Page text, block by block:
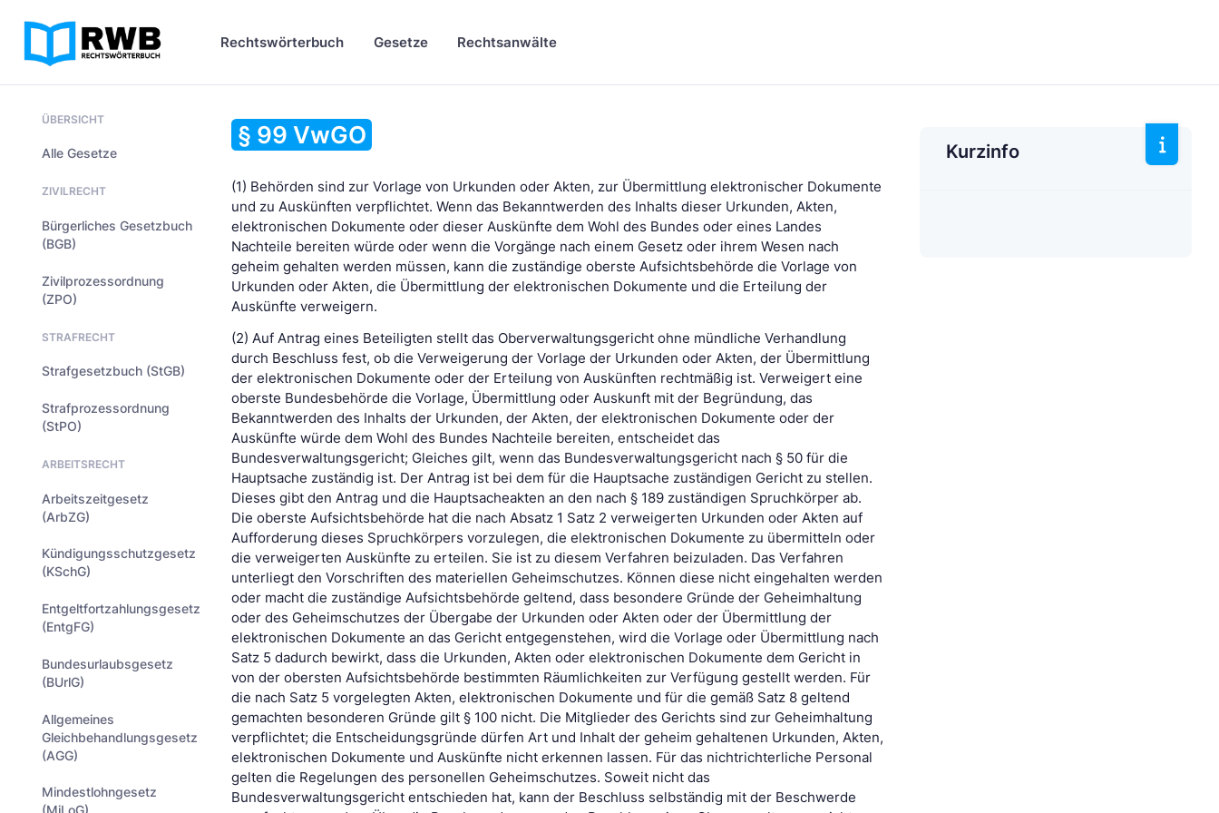
Rechtswörterbuch Gesetze Rechtsanwälte
ÜBERSICHT
Alle Gesetze
ZIVILRECHT
Bürgerliches Gesetzbuch
(BGB)
Zivilprozessordnung
(ZPO)
STRAFRECHT
Strafgesetzbuch (StGB)
Strafprozessordnung
(StPO)
ARBEITSRECHT
Arbeitszeitgesetz
(ArbZG)
Kündigungsschutzgesetz
(KSchG)
Entgeltfortzahlungsgesetz
(EntgFG)
Bundesurlaubsgesetz
(BUrlG)
Allgemeines
Gleichbehandlungsgesetz
(AGG)
Mindestlohngesetz
§ 99 VwGO
(1) Behörden sind zur Vorlage von Urkunden oder Akten, zur Übermittlung elektronischer Dokumente
und zu Auskünften verpflichtet. Wenn das Bekanntwerden des Inhalts dieser Urkunden, Akten,
elektronischen Dokumente oder dieser Auskünfte dem Wohl des Bundes oder eines Landes
Nachteile bereiten würde oder wenn die Vorgänge nach einem Gesetz oder ihrem Wesen nach
geheim gehalten werden müssen, kann die zuständige oberste Aufsichtsbehörde die Vorlage von
Urkunden oder Akten, die Übermittlung der elektronischen Dokumente und die Erteilung der
Auskünfte verweigern.
(2) Auf Antrag eines Beteiligten stellt das Oberverwaltungsgericht ohne mündliche Verhandlung
durch Beschluss fest, ob die Verweigerung der Vorlage der Urkunden oder Akten, der Übermittlung
der elektronischen Dokumente oder der Erteilung von Auskünften rechtmäßig ist. Verweigert eine
oberste Bundesbehörde die Vorlage, Übermittlung oder Auskunft mit der Begründung, das
Bekanntwerden des Inhalts der Urkunden, der Akten, der elektronischen Dokumente oder der
Auskünfte würde dem Wohl des Bundes Nachteile bereiten, entscheidet das
Bundesverwaltungsgericht; Gleiches gilt, wenn das Bundesverwaltungsgericht nach § 50 für die
Hauptsache zuständig ist. Der Antrag ist bei dem für die Hauptsache zuständigen Gericht zu stellen.
Dieses gibt den Antrag und die Hauptsacheakten an den nach § 189 zuständigen Spruchkörper ab.
Die oberste Aufsichtsbehörde hat die nach Absatz 1 Satz 2 verweigerten Urkunden oder Akten auf
Aufforderung dieses Spruchkörpers vorzulegen, die elektronischen Dokumente zu übermitteln oder
die verweigerten Auskünfte zu erteilen. Sie ist zu diesem Verfahren beizuladen. Das Verfahren
unterliegt den Vorschriften des materiellen Geheimschutzes. Können diese nicht eingehalten werden
oder macht die zuständige Aufsichtsbehörde geltend, dass besondere Gründe der Geheimhaltung
oder des Geheimschutzes der Übergabe der Urkunden oder Akten oder der Übermittlung der
elektronischen Dokumente an das Gericht entgegenstehen, wird die Vorlage oder Übermittlung nach
Satz 5 dadurch bewirkt, dass die Urkunden, Akten oder elektronischen Dokumente dem Gericht in
von der obersten Aufsichtsbehörde bestimmten Räumlichkeiten zur Verfügung gestellt werden. Für
die nach Satz 5 vorgelegten Akten, elektronischen Dokumente und für die gemäß Satz 8 geltend
gemachten besonderen Gründe gilt § 100 nicht. Die Mitglieder des Gerichts sind zur Geheimhaltung
verpflichtet; die Entscheidungsgründe dürfen Art und Inhalt der geheim gehaltenen Urkunden, Akten,
elektronischen Dokumente und Auskünfte nicht erkennen lassen. Für das nichtrichterliche Personal
gelten die Regelungen des personellen Geheimschutzes. Soweit nicht das
Bundesverwaltungsgericht entschieden hat, kann der Beschluss selbständig mit der Beschwerde
Kurzinfo